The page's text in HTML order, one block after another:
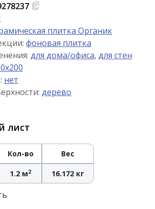
плитка Органик
фоновая плитка
для дома/офиса, для стен
нет
дерево
лист
Кол-во Вес
1.2 м2 16.172 кг